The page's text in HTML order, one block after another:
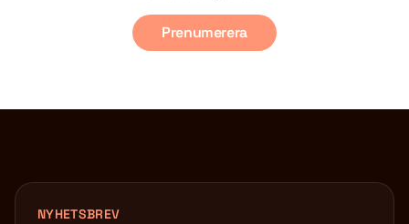
Prenumerera
NYHETSBREV